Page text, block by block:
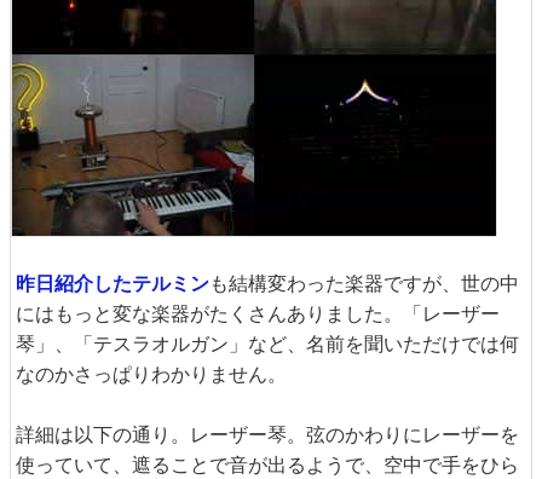
昨日紹介したテルミンも結構変わった楽器ですが、世の中
にはもっと変な楽器がたくさんありました。「レーザー
琴」、「テスラオルガン」など、名前を聞いただけでは何
なのかさっぱりわかりません。
詳細は以下の通り。レーザー琴。弦のかわりにレーザーを
使っていて、遮ることで音が出るようで、空中で手をひら